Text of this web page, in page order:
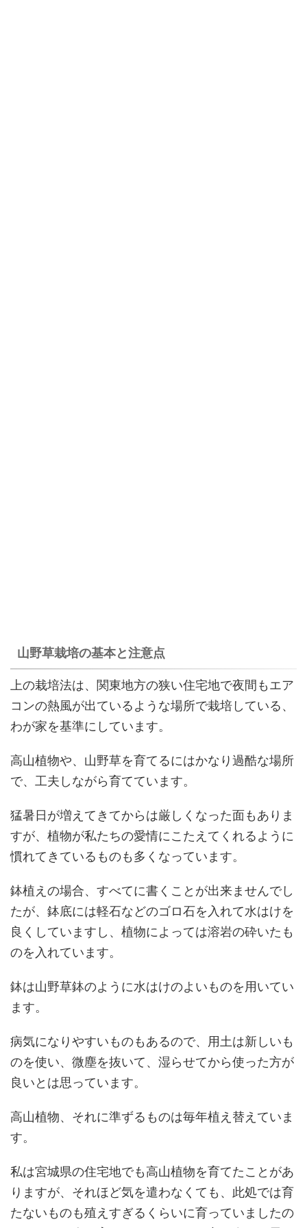
山野草栽培の基本と注意点
上の栽培法は、関東地方の狭い住宅地で夜間もエア
コンの熱風が出ているような場所で栽培している、
わが家を基準にしています。
高山植物や、山野草を育てるにはかなり過酷な場所
で、工夫しながら育てています。
猛暑日が増えてきてからは厳しくなった面もありま
すが、植物が私たちの愛情にこたえてくれるように
慣れてきているものも多くなっています。
鉢植えの場合、すべてに書くことが出来ませんでし
たが、鉢底には軽石などのゴロ石を入れて水はけを
良くしていますし、植物によっては溶岩の砕いたも
のを入れています。
鉢は山野草鉢のように水はけのよいものを用いてい
ます。
病気になりやすいものもあるので、用土は新しいも
のを使い、微塵を抜いて、湿らせてから使った方が
良いとは思っています。
高山植物、それに準ずるものは毎年植え替えていま
す。
私は宮城県の住宅地でも高山植物を育てたことがあ
りますが、それほど気を遣わなくても、此処では育
たないものも殖えすぎるくらいに育っていましたの